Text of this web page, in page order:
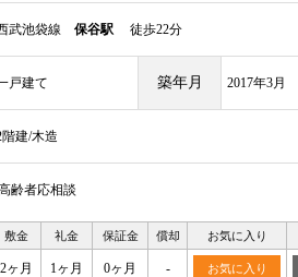
武池袋線 保谷駅 徒歩22分
戸建て 築年月 2017年3月
階建/木造
齢者応相談
敷金 礼金 保証金 償却 お気に入り
2ヶ月 1ヶ月 0ヶ月 - お気に入り